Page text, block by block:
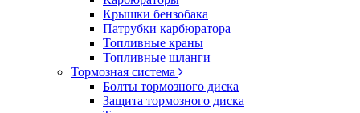
Крышки бензобака
Патрубки карбюратора
Топливные краны
Топливные шланги
Тормозная система
Болты тормозного диска
Защита тормозного диска